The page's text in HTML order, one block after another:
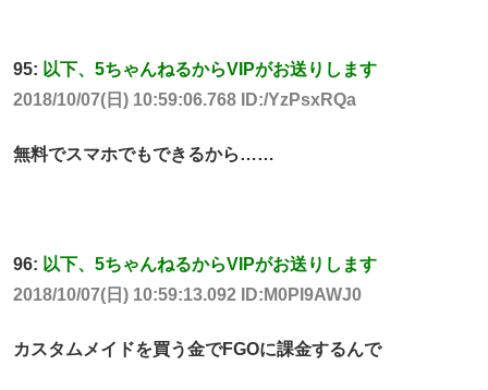
95: 以下、5ちゃんねるからVIPがお送りします
2018/10/07(日) 10:59:06.768 ID:/YzPsxRQa
無料でスマホでもできるから……
96: 以下、5ちゃんねるからVIPがお送りします
2018/10/07(日) 10:59:13.092 ID:M0PI9AWJ0
カスタムメイドを買う金でFGOに課金するんで